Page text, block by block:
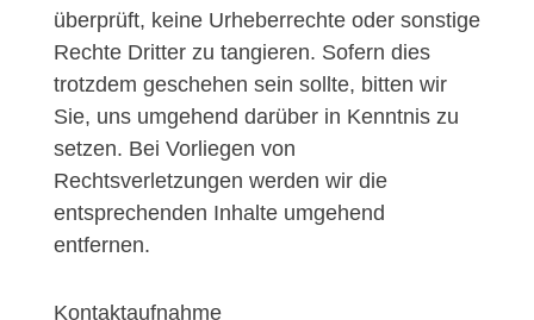
überprüft, keine Urheberrechte oder sonstige
Rechte Dritter zu tangieren. Sofern dies
trotzdem geschehen sein sollte, bitten wir
Sie, uns umgehend darüber in Kenntnis zu
setzen. Bei Vorliegen von
Rechtsverletzungen werden wir die
entsprechenden Inhalte umgehend
entfernen.
Kontaktaufnahme